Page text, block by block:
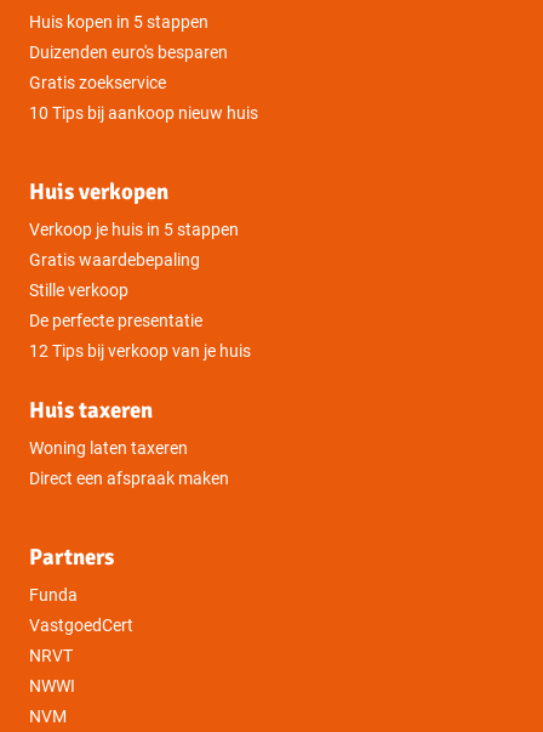
Huis kopen in 5 stappen
Duizenden euro's besparen
Gratis zoekservice
10 Tips bij aankoop nieuw huis
Huis verkopen
Verkoop je huis in 5 stappen
Gratis waardebepaling
Stille verkoop
De perfecte presentatie
12 Tips bij verkoop van je huis
Huis taxeren
Woning laten taxeren
Direct een afspraak maken
Partners
Funda
VastgoedCert
NRVT
NWWI
NVM